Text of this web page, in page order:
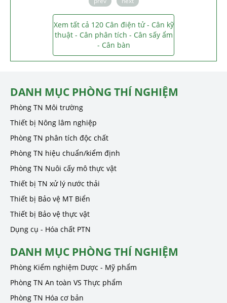
Xem tất cả 120 Cân điện tử - Cân kỹ
thuật - Cân phân tích - Cân sấy ẩm
- Cân bàn
DANH MỤC PHÒNG THÍ NGHIỆM
Phòng TN Môi trường
Thiết bị Nông lâm nghiệp
Phòng TN phân tích độc chất
Phòng TN hiệu chuẩn/kiểm định
Phòng TN Nuôi cấy mô thực vật
Thiết bị TN xử lý nước thải
Thiết bị Bảo vệ MT Biển
Thiết bị Bảo vệ thực vật
Dụng cụ - Hóa chất PTN
DANH MỤC PHÒNG THÍ NGHIỆM
Phòng Kiểm nghiệm Dược - Mỹ phẩm
Phòng TN An toàn VS Thực phẩm
Phòng TN Hóa cơ bản